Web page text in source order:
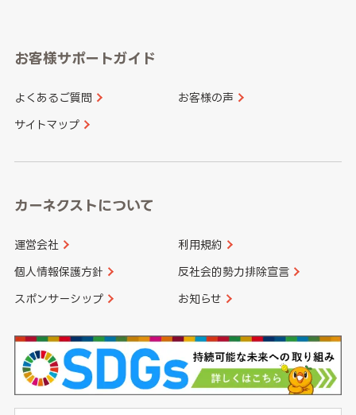
愛知県
和歌山県
山口県
香川県 愛媛県
長崎県
大分県 宮崎県
お客様サポートガイド
よくあるご質問 お客様の声
サイトマップ
カーネクストについて
運営会社 利用規約
個人情報保護方針 反社会的勢力排除宣言
スポンサーシップ お知らせ